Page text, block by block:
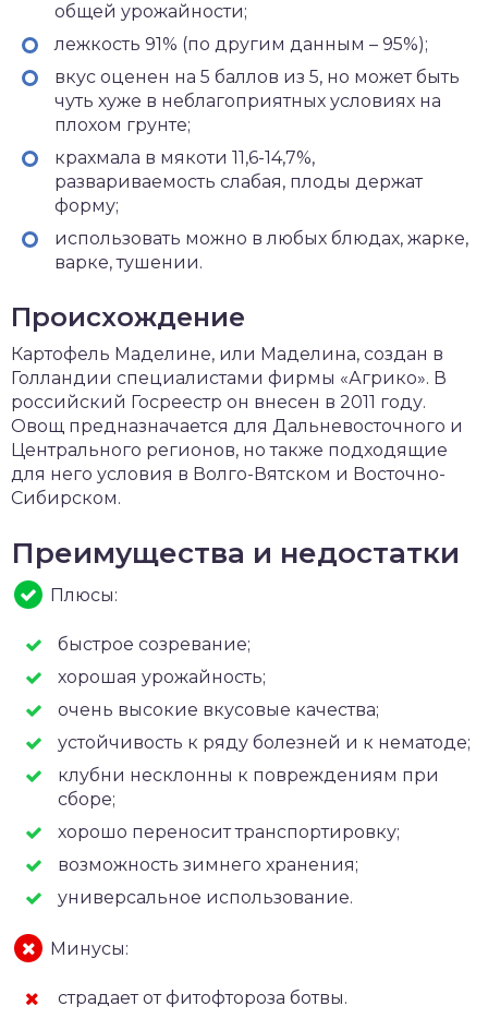
общей урожайности;
лежкость 91% (по другим данным – 95%);
вкус оценен на 5 баллов из 5, но может быть
чуть хуже в неблагоприятных условиях на
плохом грунте;
крахмала в мякоти 11,6-14,7%,
развариваемость слабая, плоды держат
форму;
использовать можно в любых блюдах, жарке,
варке, тушении.
Происхождение
Картофель Маделине, или Маделина, создан в
Голландии специалистами фирмы «Агрико». В
российский Госреестр он внесен в 2011 году.
Овощ предназначается для Дальневосточного и
Центрального регионов, но также подходящие
для него условия в Волго-Вятском и Восточно-
Сибирском.
Преимущества и недостатки
Плюсы:
быстрое созревание;
хорошая урожайность;
очень высокие вкусовые качества;
устойчивость к ряду болезней и к нематоде;
клубни несклонны к повреждениям при
сборе;
хорошо переносит транспортировку;
возможность зимнего хранения;
универсальное использование.
Минусы:
страдает от фитофтороза ботвы.